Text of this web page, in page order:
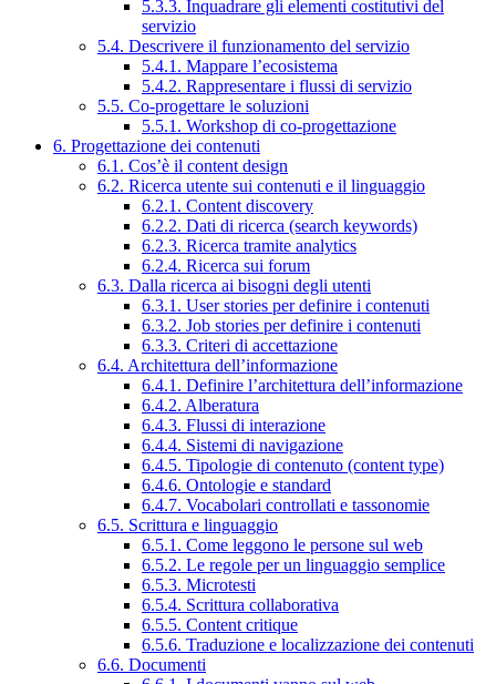
5.3.3. Inquadrare gli elementi costitutivi del
servizio
5.4. Descrivere il funzionamento del servizio
5.4.1. Mappare l’ecosistema
5.4.2. Rappresentare i flussi di servizio
5.5. Co-progettare le soluzioni
5.5.1. Workshop di co-progettazione
6. Progettazione dei contenuti
6.1. Cos’è il content design
6.2. Ricerca utente sui contenuti e il linguaggio
6.2.1. Content discovery
6.2.2. Dati di ricerca (search keywords)
6.2.3. Ricerca tramite analytics
6.2.4. Ricerca sui forum
6.3. Dalla ricerca ai bisogni degli utenti
6.3.1. User stories per definire i contenuti
6.3.2. Job stories per definire i contenuti
6.3.3. Criteri di accettazione
6.4. Architettura dell’informazione
6.4.1. Definire l’architettura dell’informazione
6.4.2. Alberatura
6.4.3. Flussi di interazione
6.4.4. Sistemi di navigazione
6.4.5. Tipologie di contenuto (content type)
6.4.6. Ontologie e standard
6.4.7. Vocabolari controllati e tassonomie
6.5. Scrittura e linguaggio
6.5.1. Come leggono le persone sul web
6.5.2. Le regole per un linguaggio semplice
6.5.3. Microtesti
6.5.4. Scrittura collaborativa
6.5.5. Content critique
6.5.6. Traduzione e localizzazione dei contenuti
6.6. Documenti